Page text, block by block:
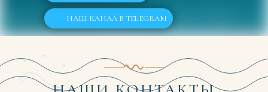
НАШ КАНАЛ В TELEGRAM